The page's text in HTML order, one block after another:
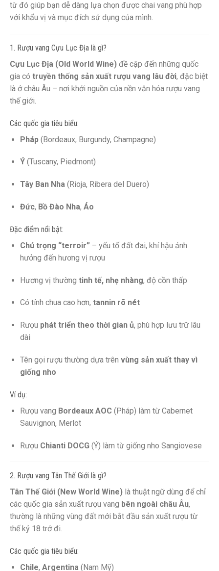
từ đó giúp bạn dễ dàng lựa chọn được chai vang phù hợp
với khẩu vị và mục đích sử dụng của mình.
1. Rượu vang Cựu Lục Địa là gì?
Cựu Lục Địa (Old World Wine) đề cập đến những quốc
gia có truyền thống sản xuất rượu vang lâu đời, đặc biệt
là ở châu Âu – nơi khởi nguồn của nền văn hóa rượu vang
thế giới.
Các quốc gia tiêu biểu:
Pháp(Bordeaux, Burgundy, Champagne)
Ý(Tuscany, Piedmont)
Tây Ban Nha(Rioja, Ribera del Duero)
Đức, Bồ Đào Nha, Áo
Đặc điểm nổi bật:
Chú trọng “terroir”– yếu tố đất đai, khí hậu ảnh
hưởng đến hương vị rượu
Hương vị thường tinh tế, nhẹ nhàng, độ cồn thấp
Có tính chua cao hơn, tannin rõ nét
Rượu phát triển theo thời gian ủ, phù hợp lưu trữ lâu
dài
Tên gọi rượu thường dựa trên vùng sản xuất thay vì
giống nho
Ví dụ:
Rượu vang Bordeaux AOC(Pháp) làm từ Cabernet
Sauvignon, Merlot
Rượu Chianti DOCG(Ý) làm từ giống nho Sangiovese
2. Rượu vang Tân Thế Giới là gì?
Tân Thế Giới (New World Wine) là thuật ngữ dùng để chỉ
các quốc gia sản xuất rượu vang bên ngoài châu Âu,
thường là những vùng đất mới bắt đầu sản xuất rượu từ
thế kỷ 18 trở đi.
Các quốc gia tiêu biểu:
Chile, Argentina(Nam Mỹ)